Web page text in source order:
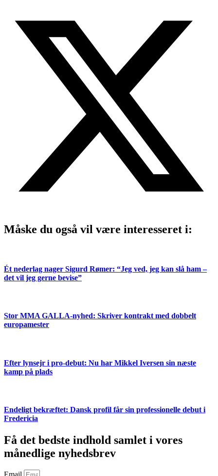
Måske du også vil være interesseret i:
Ét nederlag nager Sigurd Rømer: “Jeg ved, jeg kan slå ham –
det vil jeg gerne bevise”
Stor MMA GALLA-nyhed: Skriver kontrakt med dobbelt
europamester
Efter lynsejr i pro-debut: Nu har Mikkel Iversen sin næste
kamp på plads
Endeligt bekræftet: Dansk profil får sin professionelle debut i
Fredericia
Få det bedste indhold samlet i vores
månedlige nyhedsbrev
Email